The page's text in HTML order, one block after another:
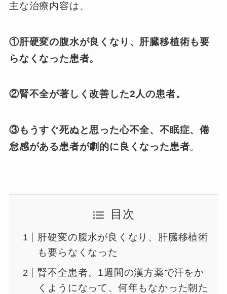
主な治療内容は、
①肝硬変の腹水が良くなり、肝臓移植術も要
らなくなった患者。
②腎不全が著しく改善した2人の患者。
③もうすぐ死ぬと思った心不全、不眠症、倦
怠感がある患者が劇的に良くなった患者。
目次
肝硬変の腹水が良くなり、肝臓移植術
も要らなくなった
腎不全患者、1週間の漢方薬で汗をか
くようになって、何年もなかった朝た